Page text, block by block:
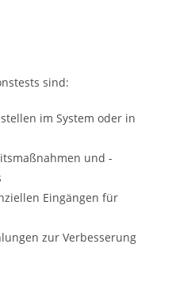
sind:
im System oder in
und -
Eingängen für
zur Verbesserung